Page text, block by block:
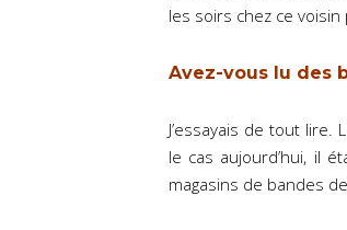
les soirs chez ce voisin
Avez-vous lu des
J’essayais de tout
le cas aujourd’hui, il
magasins de bandes